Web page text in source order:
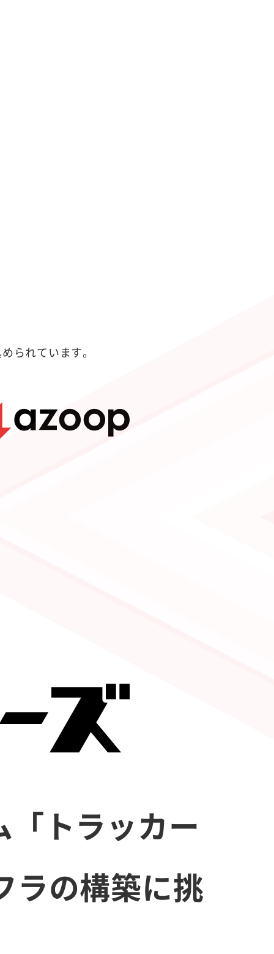
られています。
「トラッカー
ラの構築に挑